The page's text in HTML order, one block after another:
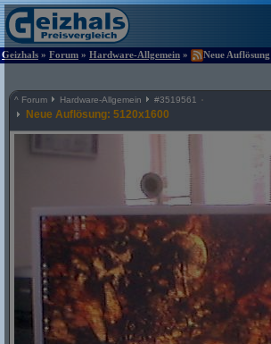
Geizhals » Forum » Hardware-Allgemein » Neue
^ Forum Hardware-Allgemein #3519561
Neue Auflösung: 5120x1600